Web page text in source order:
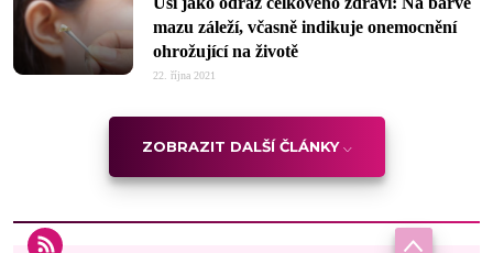
mazu záleží, včasně indikuje onemocnění
ohrožující na životě
22. října 2021
ZOBRAZIT DALŠÍ ČLÁNKY